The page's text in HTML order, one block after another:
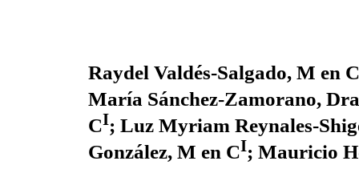
Raydel Valdés-Salgado, M en C
María Sánchez-Zamorano,
CI; Luz Myriam Reynales-
González, M en CI; Mauricio